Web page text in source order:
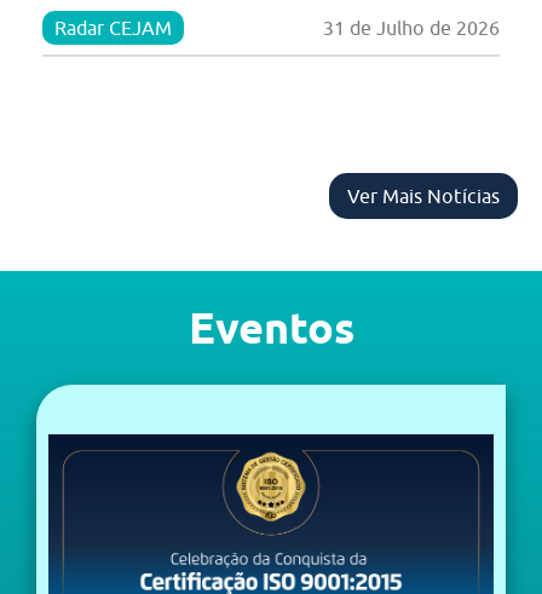
Radar CEJAM 31 de Julho de 2026
Ver Mais Notícias
Eventos